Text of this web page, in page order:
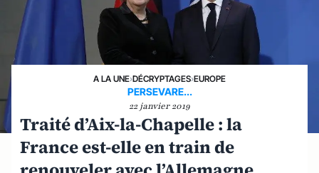
A LA UNE›DÉCRYPTAGES›EUROPE
PERSEVARE...
22 janvier 2019
Traité d’Aix-la-Chapelle : la
France est-elle en train de